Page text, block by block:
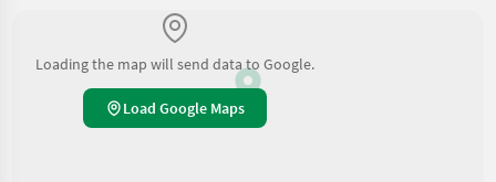
Loading the map will send data to Google.
Load Google Maps